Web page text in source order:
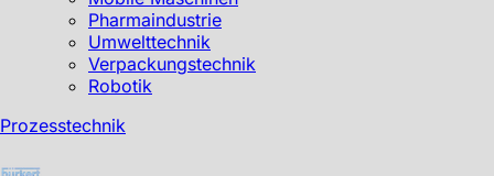
Pharmaindustrie
Umwelttechnik
Verpackungstechnik
Robotik
Prozesstechnik